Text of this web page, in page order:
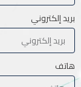
بريد إلكتروني
هاتف